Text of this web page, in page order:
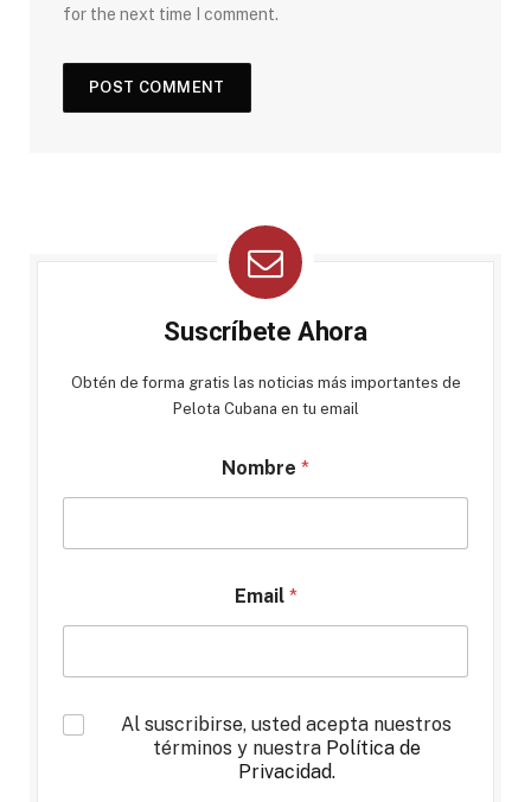
for the next time I comment.
Suscríbete Ahora
Obtén de forma gratis las noticias más importantes de
Pelota Cubana en tu email
Nombre *
Email *
*
Al suscribirse, usted acepta nuestros
términos y nuestra Política de
Privacidad.